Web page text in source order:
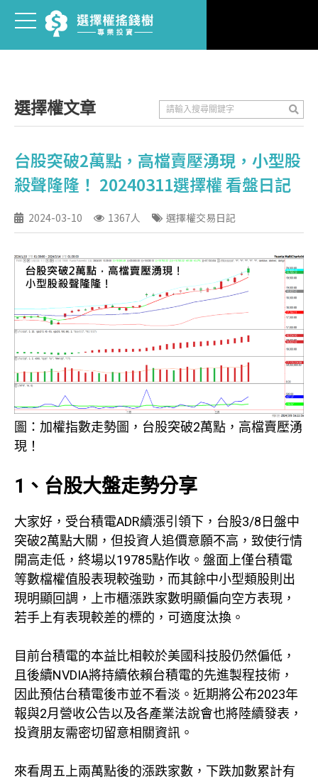
選擇權文章
台股突破2萬點，高檔賣壓湧現，小型股
殺聲隆隆！ 20240311選擇權 看盤日記
2024-03-10 1367人 選擇權交易日記
圖：加權指數走勢圖，台股突破2萬點，高檔賣壓湧
現！
1、台股大盤走勢分享
大家好，受台積電ADR續漲引領下，台股3/8日盤中
突破2萬點大關，但投資人追價意願不高，致使行情
開高走低，終場以19785點作收。盤面上僅台積電
等數檔權值股表現較強勁，而其餘中小型類股則出
現明顯回調，上市櫃漲跌家數明顯偏向空方表現，
若手上有表現較差的標的，可適度汰換。
目前台積電的本益比相較於美國科技股仍然偏低，
且後續NVDIA將持續依賴台積電的先進製程技術，
因此預估台積電後市並不看淡。近期將公布2023年
報與2月營收公告以及各產業法說會也將陸續發表，
投資朋友需密切留意相關資訊。
來看周五上兩萬點後的漲跌家數，下跌加數累計有